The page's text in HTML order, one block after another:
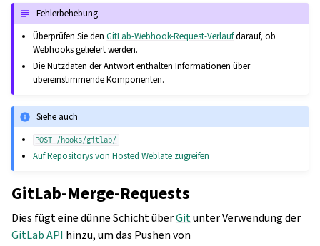
Fehlerbehebung
Überprüfen Sie denGitLab-Webhook-Request-Verlaufdarauf, ob
Webhooks geliefert werden.
Die Nutzdaten der Antwort enthalten Informationen über
übereinstimmende Komponenten.
Siehe auch
POST /hooks/gitlab/
Auf Repositorys von Hosted Weblate zugreifen
GitLab-Merge-Requests
Dies fügt eine dünne Schicht überGitunter Verwendung der
GitLab API hinzu, um das Pushen von